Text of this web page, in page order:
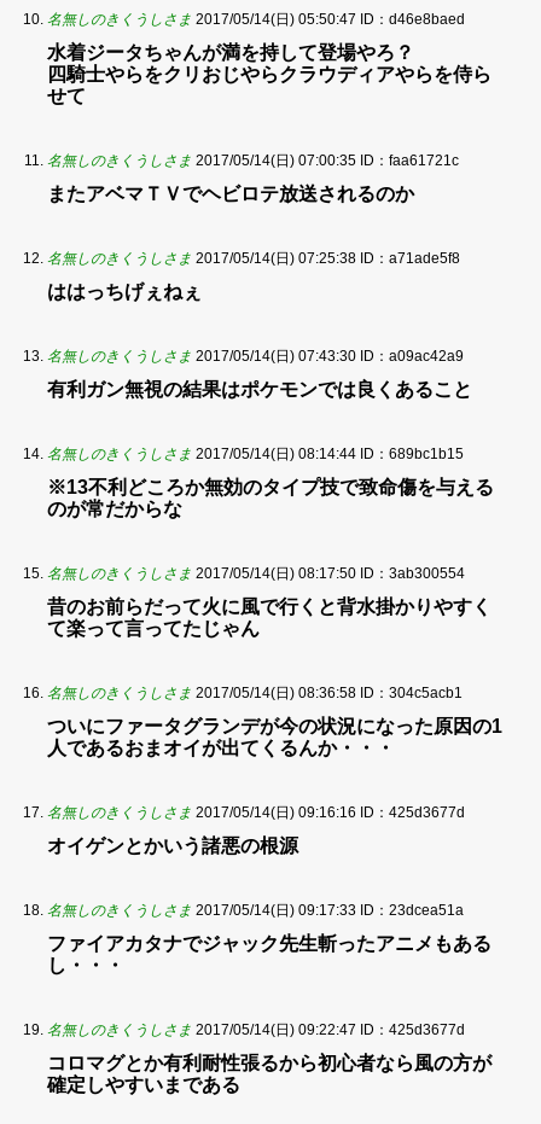
名無しのきくうしさま 2017/05/14(日) 05:50:47 ID：d46e8baed
水着ジータちゃんが満を持して登場やろ？
四騎士やらをクリおじやらクラウディアやらを侍ら
せて
名無しのきくうしさま 2017/05/14(日) 07:00:35 ID：faa61721c
またアベマＴＶでヘビロテ放送されるのか
名無しのきくうしさま 2017/05/14(日) 07:25:38 ID：a71ade5f8
ははっちげぇねぇ
名無しのきくうしさま 2017/05/14(日) 07:43:30 ID：a09ac42a9
有利ガン無視の結果はポケモンでは良くあること
名無しのきくうしさま 2017/05/14(日) 08:14:44 ID：689bc1b15
※13不利どころか無効のタイプ技で致命傷を与える
のが常だからな
名無しのきくうしさま 2017/05/14(日) 08:17:50 ID：3ab300554
昔のお前らだって火に風で行くと背水掛かりやすく
て楽って言ってたじゃん
名無しのきくうしさま 2017/05/14(日) 08:36:58 ID：304c5acb1
ついにファータグランデが今の状況になった原因の1
人であるおまオイが出てくるんか・・・
名無しのきくうしさま 2017/05/14(日) 09:16:16 ID：425d3677d
オイゲンとかいう諸悪の根源
名無しのきくうしさま 2017/05/14(日) 09:17:33 ID：23dcea51a
ファイアカタナでジャック先生斬ったアニメもある
し・・・
名無しのきくうしさま 2017/05/14(日) 09:22:47 ID：425d3677d
コロマグとか有利耐性張るから初心者なら風の方が
確定しやすいまである